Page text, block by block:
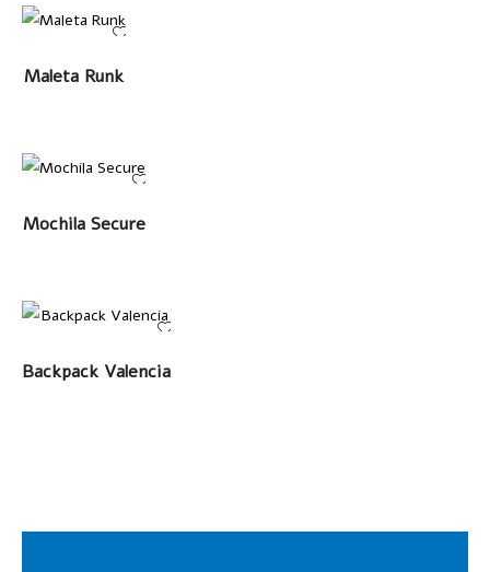
LEER MÁS
Maleta Runk
LEER MÁS
Mochila Secure
LEER MÁS
Backpack Valencia